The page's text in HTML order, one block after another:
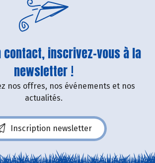
contact, inscrivez-vous à la
newsletter !
nos offres, nos événements et nos
actualités.
Inscription newsletter